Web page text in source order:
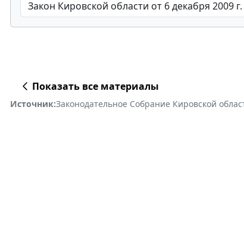
Показать все материалы
Источник:Законодательное Собрание Кировской